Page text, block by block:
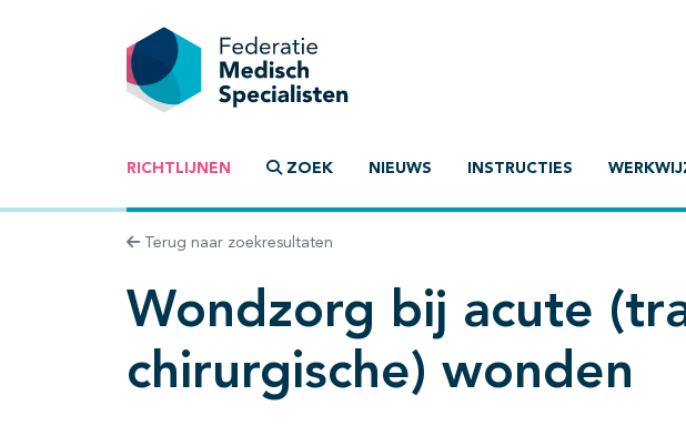
RICHTLIJNEN ZOEK NIEUWS INSTRUCTIES
Terug naar zoekresultaten
Wondzorg bij acute
chirurgische) wonden